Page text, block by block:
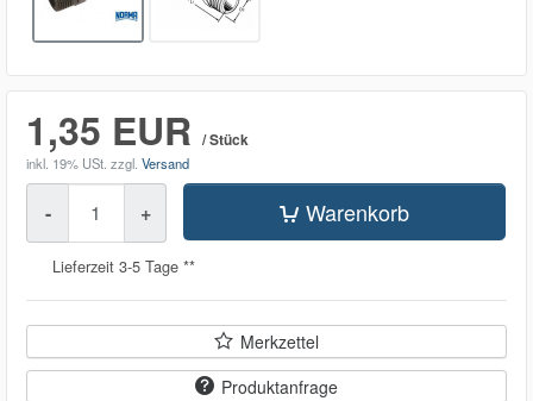
1,35 EUR / Stück
inkl. 19% USt. zzgl. Versand
- + Warenkorb
Lieferzeit 3-5 Tage **
Merkzettel
Produktanfrage